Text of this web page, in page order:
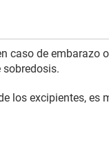
caso de embarazo
sobredosis.
los excipientes, es